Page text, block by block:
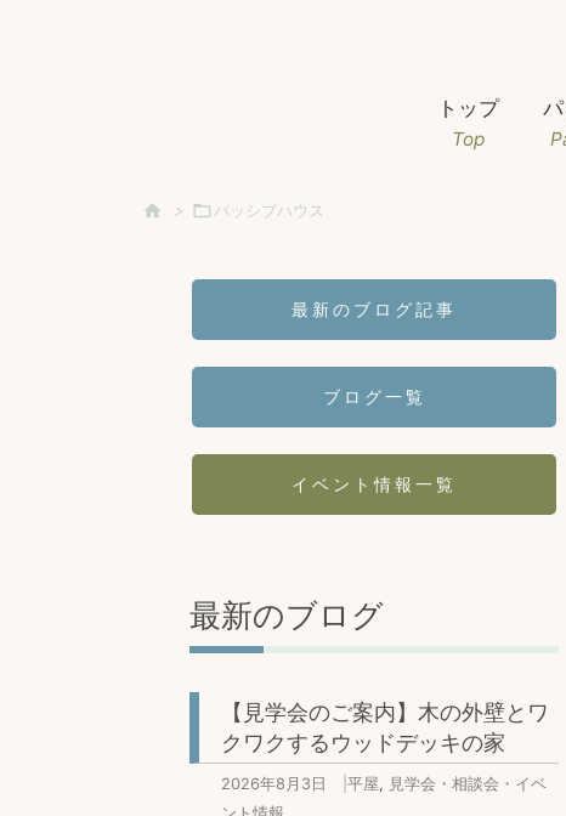
トップ
Top
 > パッシブハウス
最新のブログ記事
ブログ一覧
イベント情報一覧
最新のブログ
【見学会のご案内】木の外壁とワ
クワクするウッドデッキの家
2026年8月3日 平屋, 見学会・相談会・イベ